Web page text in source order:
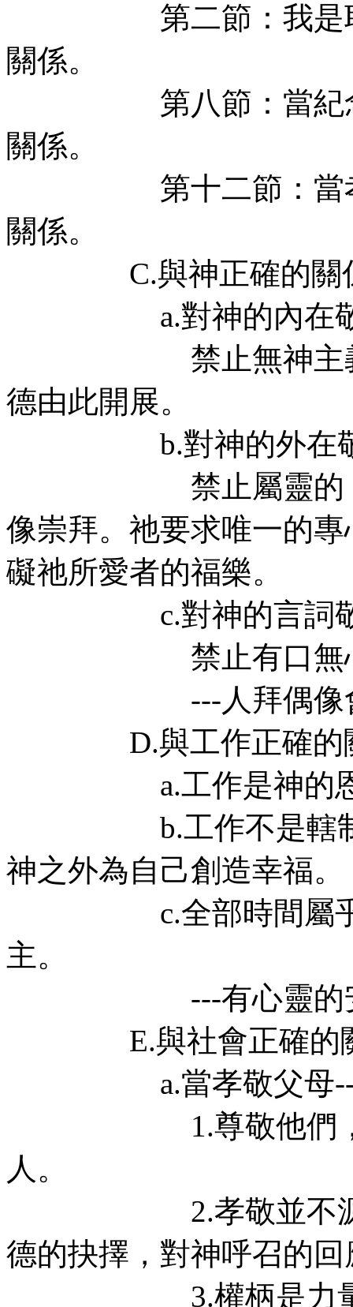
第二節：我是耶和
關係。
第八節：當紀念安
關係。
第十二節：當孝敬
關係。
C.與神正確的關係
a.對神的內在敬
禁止無神主義、
德由此開展。
b.對神的外在敬
禁止屬靈的（內
像崇拜。祂要求唯一的
礙祂所愛者的福樂。
c.對神的言詞敬
禁止有口無心，
---人拜偶像會影
D.與工作正確的關
a.工作是神的恩賜
b.工作不是轄制我
神之外為自己創造幸福。
c.全部時間屬乎神
主。
---有心靈的安息
E.與社會正確的關
a.當孝敬父母----
1.尊敬他們，視他
人。
2.孝敬並不源於血
德的抉擇，對神呼召的回
3.權柄是力量與